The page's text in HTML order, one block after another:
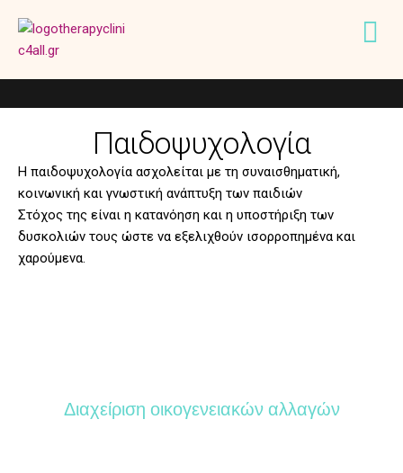
Παιδοψυχολογία
Η παιδοψυχολογία ασχολείται με τη συναισθηματική,
κοινωνική και γνωστική ανάπτυξη των παιδιών
Στόχος της είναι η κατανόηση και η υποστήριξη των
δυσκολιών τους ώστε να εξελιχθούν ισορροπημένα και
χαρούμενα.
Διαχείριση οικογενειακών αλλαγών